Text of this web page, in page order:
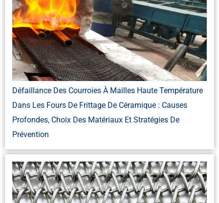
Défaillance Des Courroies À Mailles Haute Température
Dans Les Fours De Frittage De Céramique : Causes
Profondes, Choix Des Matériaux Et Stratégies De
Prévention